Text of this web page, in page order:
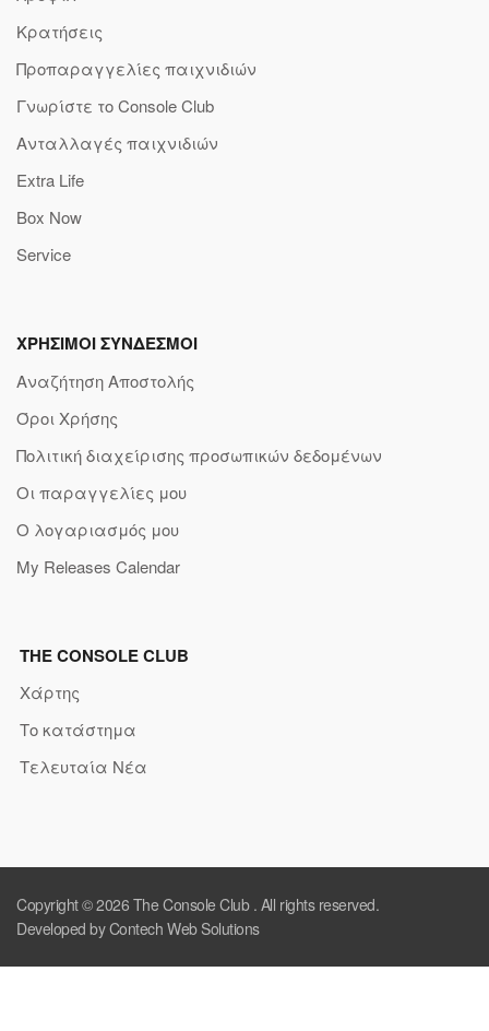
Κρατήσεις
Προπαραγγελίες παιχνιδιών
Γνωρίστε το Console Club
Ανταλλαγές παιχνιδιών
Extra Life
Box Now
Service
ΧΡΗΣΙΜΟΙ ΣΥΝΔΕΣΜΟΙ
Αναζήτηση Αποστολής
Όροι Χρήσης
Πολιτική διαχείρισης προσωπικών δεδομένων
Οι παραγγελίες μου
Ο λογαριασμός μου
My Releases Calendar
THE CONSOLE CLUB
Χάρτης
Το κατάστημα
Τελευταία Νέα
Copyright © 2026 The Console Club. All rights reserved.
Developed by Contech Web Solutions